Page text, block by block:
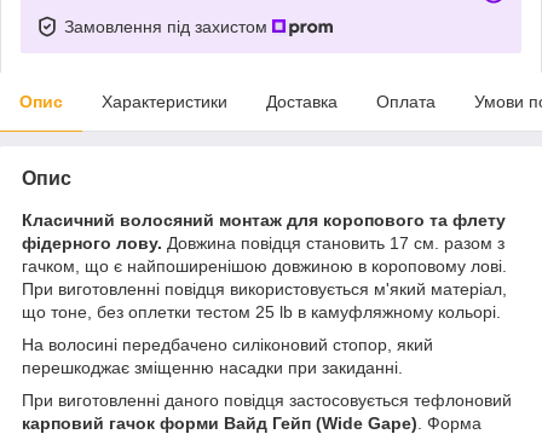
Замовлення під захистом
Опис Характеристики Доставка Оплата Умови
Опис
Класичний волосяний монтаж для коропового та флету
фідерного лову. Довжина повідця становить 17 см. разом з
гачком, що є найпоширенішою довжиною в короповому лові.
При виготовленні повідця використовується м'який матеріал,
що тоне, без оплетки тестом 25 lb в камуфляжному кольорі.
На волосині передбачено силіконовий стопор, який
перешкоджає зміщенню насадки при закиданні.
При виготовленні даного повідця застосовується тефлоновий
карповий гачок форми Вайд Гейп (Wide Gape) . Форма